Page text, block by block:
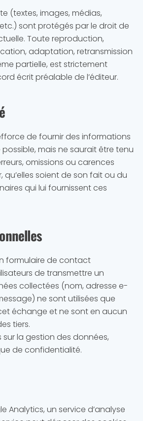
(textes, images, médias,
sont protégés par le droit de
Toute reproduction,
adaptation, retransmission
partielle, est strictement
écrit préalable de l’éditeur.
de fournir des informations
mais ne saurait être tenu
omissions ou carences
qu’elles soient de son fait ou du
qui lui fournissent ces
formulaire de contact
de transmettre un
collectées (nom, adresse e-
ne sont utilisées que
échange et ne sont en aucun
tiers.
sur la gestion des données,
de confidentialité.
Analytics, un service d’analyse